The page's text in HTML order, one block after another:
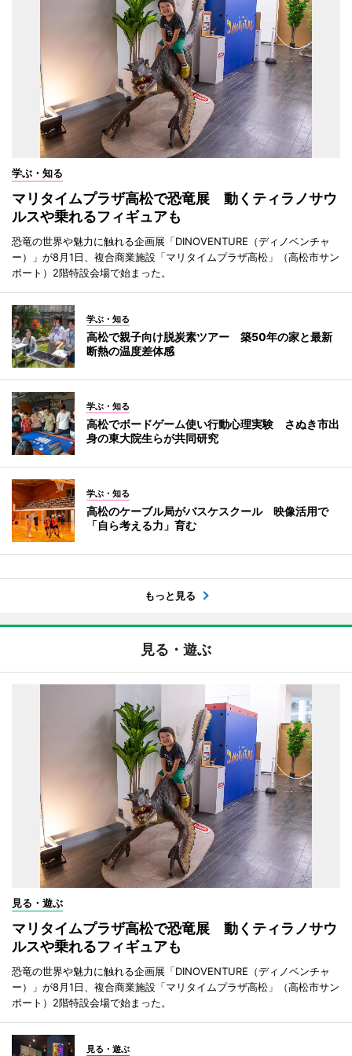
学ぶ・知る
マリタイムプラザ高松で恐竜展 動くティラノサウ
ルスや乗れるフィギュアも
恐竜の世界や魅力に触れる企画展「DINOVENTURE（ディノベンチャ
ー）」が8月1日、複合商業施設「マリタイムプラザ高松」（高松市サン
ポート）2階特設会場で始まった。
学ぶ・知る
高松で親子向け脱炭素ツアー 築50年の家と最新
断熱の温度差体感
学ぶ・知る
高松でボードゲーム使い行動心理実験 さぬき市出
身の東大院生らが共同研究
学ぶ・知る
高松のケーブル局がバスケスクール 映像活用で
「自ら考える力」育む
もっと見る
見る・遊ぶ
見る・遊ぶ
マリタイムプラザ高松で恐竜展 動くティラノサウ
ルスや乗れるフィギュアも
恐竜の世界や魅力に触れる企画展「DINOVENTURE（ディノベンチャ
ー）」が8月1日、複合商業施設「マリタイムプラザ高松」（高松市サン
ポート）2階特設会場で始まった。
見る・遊ぶ